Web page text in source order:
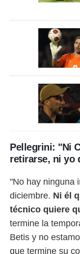
de
o a través
de
de
uso de
con el
Pellegrini: "Ni
retirarse, ni yo
"No hay ninguna
diciembre. Ni él
técnico quiere
termine la
Betis y no
que termine su